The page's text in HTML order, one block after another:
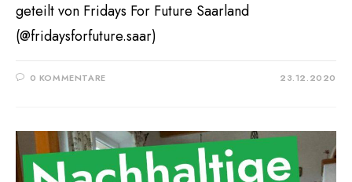
geteilt von Fridays For Future Saarland
(@fridaysforfuture.saar)
0 KOMMENTARE 23.12.2020